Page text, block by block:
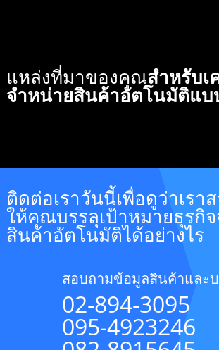
แหล่งที่มาของคุณสำหรับเ
จำหน่ายสินค้าอัตโนมัติแบ
ติดต่อเราวันนี้เพื่อดูว่าเรา
ให้คุณบรรลุเป้าหมายธุรกิ
สินค้าอัตโนมัติได้อย่างไร
สอบถามข้อมูลสินค้าและบ
02-894-3095
095-4923246